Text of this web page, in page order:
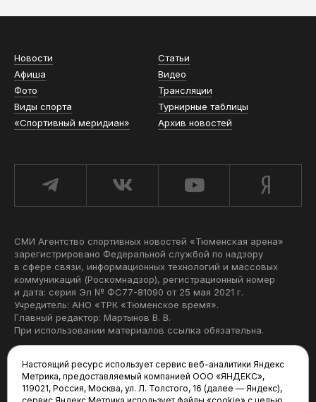
Новости
Статьи
Афиша
Видео
Фото
Трансляции
Виды спорта
Турнирные таблицы
«Спортивный меридиан»
Архив новостей
СМИ Агентство спортивных новостей «Тюменская арена»
зарегистрировано Федеральной службой по надзору
в сфере связи, информационных технологий и массовых
коммуникаций (Роскомнадзор), регистрационный номер
и дата: серия Эл № ФС77-81090 от 25 мая 2021 г.
Учредитель: АНО «ТРК «Тюменское время».
Главный редактор: Мартынов В. В.
При использовании материалов ссылка обязательна.
Редакция:
Настоящий ресурс использует сервис веб-аналитики Яндекс
Метрика, предоставляемый компанией ООО «ЯНДЕКС»,
119021, Россия, Москва, ул. Л. Толстого, 16 (далее — Яндекс),